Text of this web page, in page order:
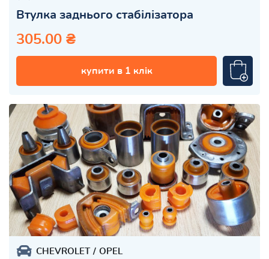
Втулка заднього стабілізатора
305.00 ₴
купити в 1 клік
CHEVROLET OPEL